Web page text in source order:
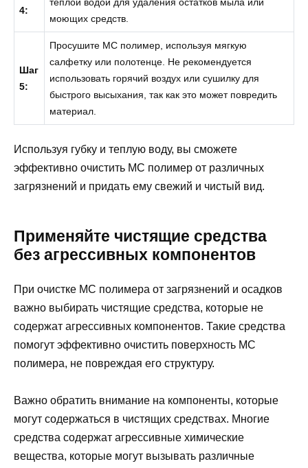
4:
теплой водой для удаления остатков мыла или
моющих средств.
Шаг
5:
Просушите МС полимер, используя мягкую
салфетку или полотенце. Не рекомендуется
использовать горячий воздух или сушилку для
быстрого высыхания, так как это может повредить
материал.
Используя губку и теплую воду, вы сможете
эффективно очистить МС полимер от различных
загрязнений и придать ему свежий и чистый вид.
Применяйте чистящие средства
без агрессивных компонентов
При очистке МС полимера от загрязнений и осадков
важно выбирать чистящие средства, которые не
содержат агрессивных компонентов. Такие средства
помогут эффективно очистить поверхность МС
полимера, не повреждая его структуру.
Важно обратить внимание на компоненты, которые
могут содержаться в чистящих средствах. Многие
средства содержат агрессивные химические
вещества, которые могут вызывать различные